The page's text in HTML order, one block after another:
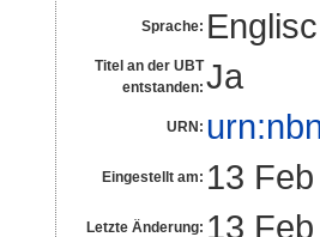
Sprache:
Titel an der UBT
entstanden: Ja
URN:
Eingestellt am: 13
Letzte Änderung: 13